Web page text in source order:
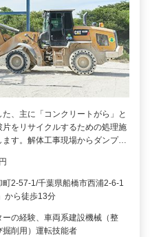
、主に「コンクリートがら」と
をリサイクルするための処理施
ます。解体工事現場からダンプ…
2-57-1/千葉県船橋市西浦2-6-1
から徒歩13分
の経験、車両系建設機械（整
削用）運転技能者